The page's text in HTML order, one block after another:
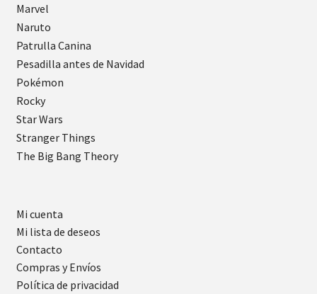
Marvel
Naruto
Patrulla Canina
Pesadilla antes de Navidad
Pokémon
Rocky
Star Wars
Stranger Things
The Big Bang Theory
Mi cuenta
Mi lista de deseos
Contacto
Compras y Envíos
Política de privacidad